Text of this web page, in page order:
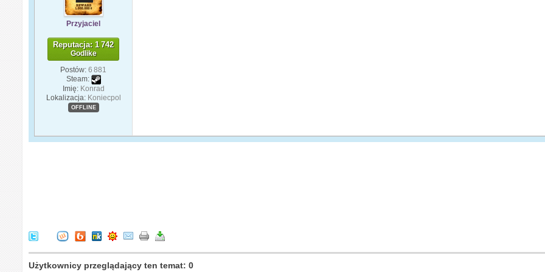
Przyjaciel
Reputacja: 1 742
Godlike
Postów: 6 881
Steam:
Imię: Konrad
Lokalizacja: Koniecpol
OFFLINE
Użytkownicy przeglądający ten temat: 0